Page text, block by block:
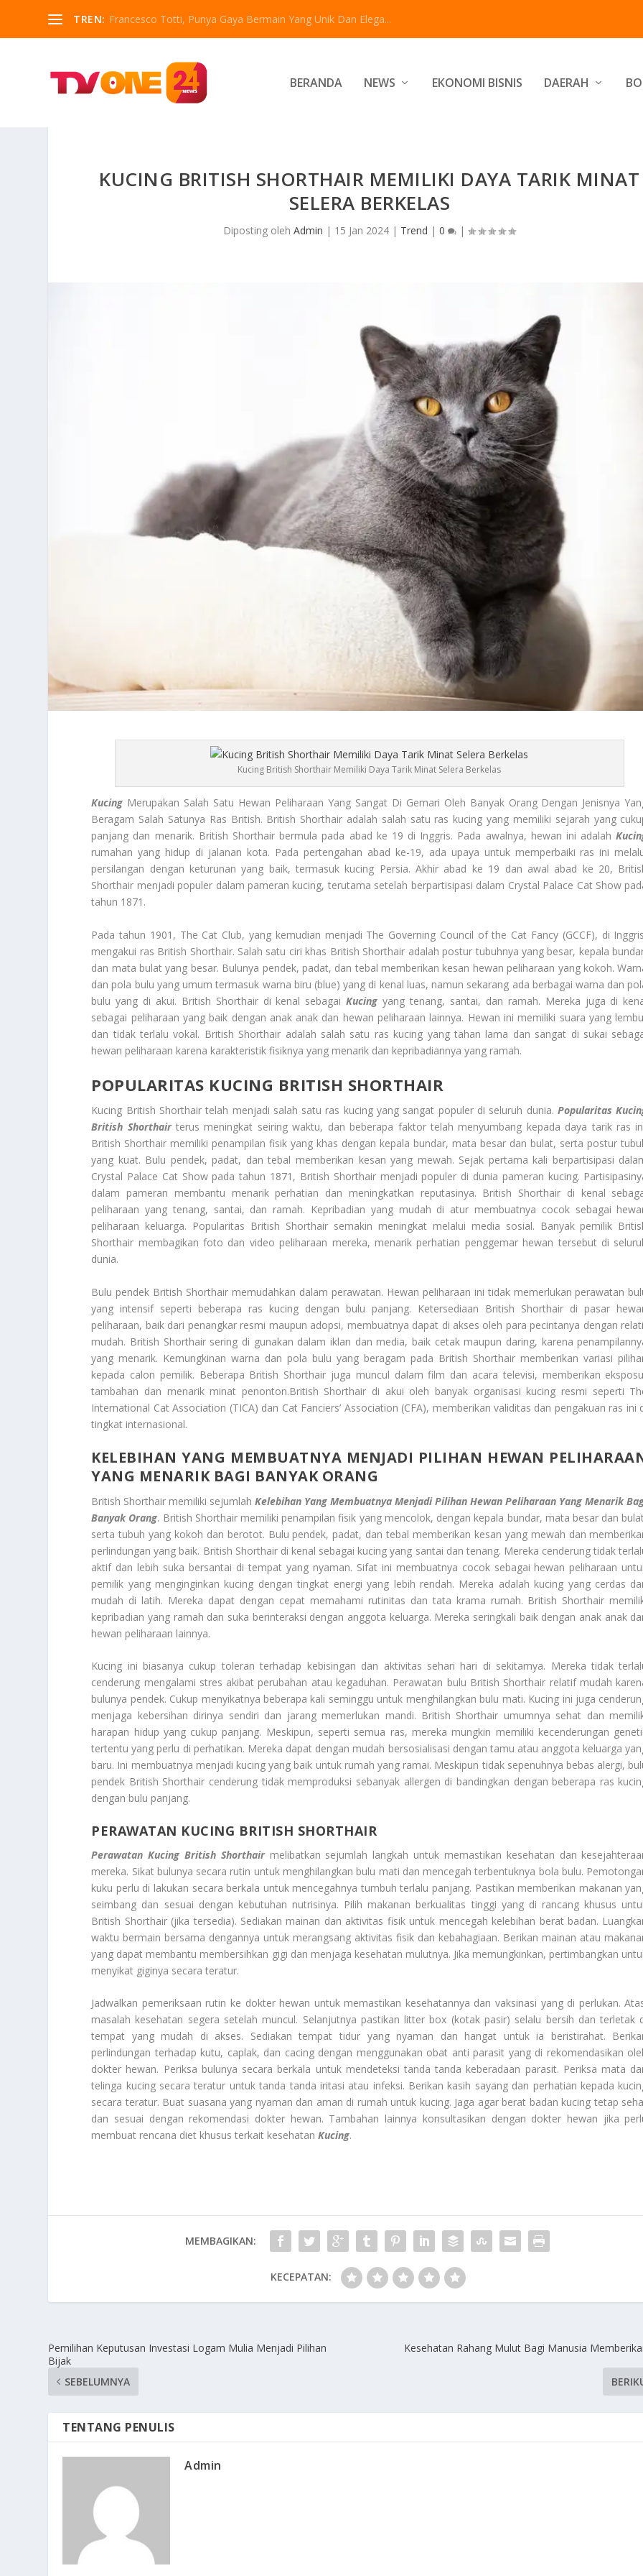
TREN: Francesco Totti, Punya Gaya Bermain Yang Unik Dan Elega...
BERANDA NEWS EKONOMI BISNIS DAERAH
KUCING BRITISH SHORTHAIR MEMILIKI DAYA TARIK MINAT
SELERA BERKELAS
Diposting olehAdmin | 15 Jan 2024 | Trend |0 |
Kucing British Shorthair Memiliki Daya Tarik Minat Selera Berkelas
Kucing Merupakan Salah Satu Hewan Peliharaan Yang Sangat Di Gemari Oleh Banyak Orang Dengan Jenisnya
Beragam Salah Satunya Ras British. British Shorthair adalah salah satu ras kucing yang memiliki sejarah yang
panjang dan menarik. British Shorthair bermula pada abad ke 19 di Inggris. Pada awalnya, hewan ini adalah
rumahan yang hidup di jalanan kota. Pada pertengahan abad ke-19, ada upaya untuk memperbaiki ras ini
persilangan dengan keturunan yang baik, termasuk kucing Persia. Akhir abad ke 19 dan awal abad ke 20,
Shorthair menjadi populer dalam pameran kucing, terutama setelah berpartisipasi dalam Crystal Palace Cat Show
tahun 1871.
Pada tahun 1901, The Cat Club, yang kemudian menjadi The Governing Council of the Cat Fancy (GCCF), di
mengakui ras British Shorthair. Salah satu ciri khas British Shorthair adalah postur tubuhnya yang besar, kepala
dan mata bulat yang besar. Bulunya pendek, padat, dan tebal memberikan kesan hewan peliharaan yang kokoh.
dan pola bulu yang umum termasuk warna biru (blue) yang di kenal luas, namun sekarang ada berbagai warna dan
bulu yang di akui. British Shorthair di kenal sebagaiKucing yang tenang, santai, dan ramah. Mereka juga di
sebagai peliharaan yang baik dengan anak anak dan hewan peliharaan lainnya. Hewan ini memiliki suara yang
dan tidak terlalu vokal. British Shorthair adalah salah satu ras kucing yang tahan lama dan sangat di sukai
hewan peliharaan karena karakteristik fisiknya yang menarik dan kepribadiannya yang ramah.
POPULARITAS KUCING BRITISH SHORTHAIR
Kucing British Shorthair telah menjadi salah satu ras kucing yang sangat populer di seluruh dunia.Popularitas
British Shorthairterus meningkat seiring waktu, dan beberapa faktor telah menyumbang kepada daya tarik ras
British Shorthair memiliki penampilan fisik yang khas dengan kepala bundar, mata besar dan bulat, serta postur
yang kuat. Bulu pendek, padat, dan tebal memberikan kesan yang mewah. Sejak pertama kali berpartisipasi
Crystal Palace Cat Show pada tahun 1871, British Shorthair menjadi populer di dunia pameran kucing.
dalam pameran membantu menarik perhatian dan meningkatkan reputasinya. British Shorthair di kenal
peliharaan yang tenang, santai, dan ramah. Kepribadian yang mudah di atur membuatnya cocok sebagai
peliharaan keluarga. Popularitas British Shorthair semakin meningkat melalui media sosial. Banyak pemilik
Shorthair membagikan foto dan video peliharaan mereka, menarik perhatian penggemar hewan tersebut di
dunia.
Bulu pendek British Shorthair memudahkan dalam perawatan. Hewan peliharaan ini tidak memerlukan perawatan
yang intensif seperti beberapa ras kucing dengan bulu panjang. Ketersediaan British Shorthair di pasar
peliharaan, baik dari penangkar resmi maupun adopsi, membuatnya dapat di akses oleh para pecintanya dengan
mudah. British Shorthair sering di gunakan dalam iklan dan media, baik cetak maupun daring, karena
yang menarik. Kemungkinan warna dan pola bulu yang beragam pada British Shorthair memberikan variasi
kepada calon pemilik. Beberapa British Shorthair juga muncul dalam film dan acara televisi, memberikan
tambahan dan menarik minat penonton.British Shorthair di akui oleh banyak organisasi kucing resmi seperti
International Cat Association (TICA) dan Cat Fanciers’ Association (CFA), memberikan validitas dan pengakuan ras ini
tingkat internasional.
KELEBIHAN YANG MEMBUATNYA MENJADI PILIHAN HEWAN
YANG MENARIK BAGI BANYAK ORANG
British Shorthair memiliki sejumlahKelebihan Yang Membuatnya Menjadi Pilihan Hewan Peliharaan Yang Menarik
Banyak Orang. British Shorthair memiliki penampilan fisik yang mencolok, dengan kepala bundar, mata besar dan
serta tubuh yang kokoh dan berotot. Bulu pendek, padat, dan tebal memberikan kesan yang mewah dan
perlindungan yang baik. British Shorthair di kenal sebagai kucing yang santai dan tenang. Mereka cenderung tidak
aktif dan lebih suka bersantai di tempat yang nyaman. Sifat ini membuatnya cocok sebagai hewan peliharaan
pemilik yang menginginkan kucing dengan tingkat energi yang lebih rendah. Mereka adalah kucing yang cerdas
mudah di latih. Mereka dapat dengan cepat memahami rutinitas dan tata krama rumah. British Shorthair
kepribadian yang ramah dan suka berinteraksi dengan anggota keluarga. Mereka seringkali baik dengan anak anak
hewan peliharaan lainnya.
Kucing ini biasanya cukup toleran terhadap kebisingan dan aktivitas sehari hari di sekitarnya. Mereka tidak
cenderung mengalami stres akibat perubahan atau kegaduhan. Perawatan bulu British Shorthair relatif mudah
bulunya pendek. Cukup menyikatnya beberapa kali seminggu untuk menghilangkan bulu mati. Kucing ini juga
menjaga kebersihan dirinya sendiri dan jarang memerlukan mandi. British Shorthair umumnya sehat dan
harapan hidup yang cukup panjang. Meskipun, seperti semua ras, mereka mungkin memiliki kecenderungan
tertentu yang perlu di perhatikan. Mereka dapat dengan mudah bersosialisasi dengan tamu atau anggota keluarga
baru. Ini membuatnya menjadi kucing yang baik untuk rumah yang ramai. Meskipun tidak sepenuhnya bebas alergi,
pendek British Shorthair cenderung tidak memproduksi sebanyak allergen di bandingkan dengan beberapa ras
dengan bulu panjang.
PERAWATAN KUCING BRITISH SHORTHAIR
Perawatan Kucing British Shorthairmelibatkan sejumlah langkah untuk memastikan kesehatan dan
mereka. Sikat bulunya secara rutin untuk menghilangkan bulu mati dan mencegah terbentuknya bola bulu.
kuku perlu di lakukan secara berkala untuk mencegahnya tumbuh terlalu panjang. Pastikan memberikan makanan
seimbang dan sesuai dengan kebutuhan nutrisinya. Pilih makanan berkualitas tinggi yang di rancang khusus
British Shorthair (jika tersedia). Sediakan mainan dan aktivitas fisik untuk mencegah kelebihan berat badan.
waktu bermain bersama dengannya untuk merangsang aktivitas fisik dan kebahagiaan. Berikan mainan atau
yang dapat membantu membersihkan gigi dan menjaga kesehatan mulutnya. Jika memungkinkan, pertimbangkan
menyikat giginya secara teratur.
Jadwalkan pemeriksaan rutin ke dokter hewan untuk memastikan kesehatannya dan vaksinasi yang di perlukan.
masalah kesehatan segera setelah muncul. Selanjutnya pastikan litter box (kotak pasir) selalu bersih dan terletak
tempat yang mudah di akses. Sediakan tempat tidur yang nyaman dan hangat untuk ia beristirahat.
perlindungan terhadap kutu, caplak, dan cacing dengan menggunakan obat anti parasit yang di rekomendasikan
dokter hewan. Periksa bulunya secara berkala untuk mendeteksi tanda tanda keberadaan parasit. Periksa mata
telinga kucing secara teratur untuk tanda tanda iritasi atau infeksi. Berikan kasih sayang dan perhatian kepada
secara teratur. Buat suasana yang nyaman dan aman di rumah untuk kucing. Jaga agar berat badan kucing tetap
dan sesuai dengan rekomendasi dokter hewan. Tambahan lainnya konsultasikan dengan dokter hewan jika
membuat rencana diet khusus terkait kesehatanKucing.
MEMBAGIKAN:
KECEPATAN:
Pemilihan Keputusan Investasi Logam Mulia Menjadi Pilihan
Bijak
SEBELUMNYA
Kesehatan Rahang Mulut Bagi Manusia
TENTANG PENULIS
Admin